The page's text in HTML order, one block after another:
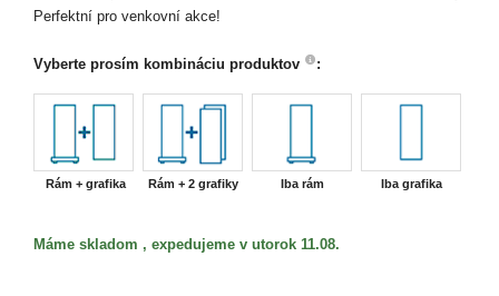
Perfektní pro venkovní akce!
Vyberte prosím kombináciu produktov :
Rám + grafika Rám + 2 grafiky Iba rám Iba grafika
Máme skladom , expedujeme v utorok 11.08.